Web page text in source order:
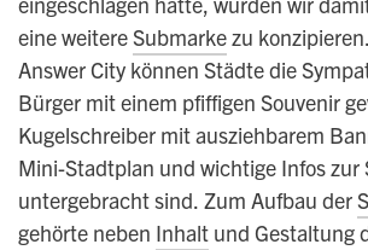
eine weitereSubmarkezu
Answer City können Städte die
Bürger mit einem pfiffigen Souvenir
Kugelschreiber mit ausziehbarem
Mini-Stadtplan und wichtige Infos zur
untergebracht sind. Zum Aufbau der
gehörte neben Inhaltund Gestaltung